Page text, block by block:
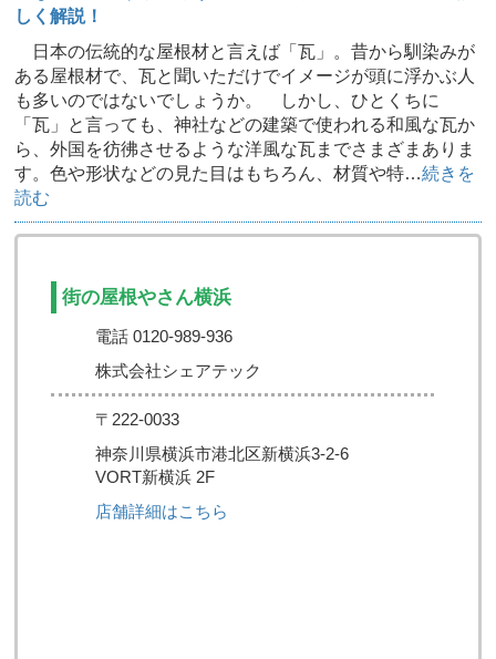
しく解説！
日本の伝統的な屋根材と言えば「瓦」。昔から馴染みが
ある屋根材で、瓦と聞いただけでイメージが頭に浮かぶ人
も多いのではないでしょうか。 しかし、ひとくちに
「瓦」と言っても、神社などの建築で使われる和風な瓦か
ら、外国を彷彿させるような洋風な瓦までさまざまありま
す。色や形状などの見た目はもちろん、材質や特…続きを
読む
街の屋根やさん横浜
電話 0120-989-936
株式会社シェアテック
〒222-0033
神奈川県横浜市港北区新横浜3-2-6
VORT新横浜 2F
店舗詳細はこちら